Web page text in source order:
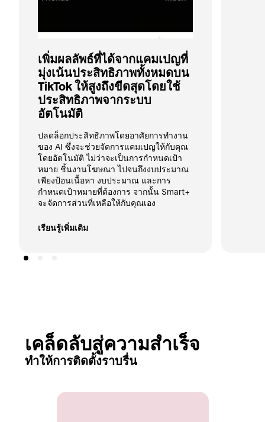
เพิ่มผลลัพธ์ที่ได้จากแคมเปญที่
มุ่งเน้นประสิทธิภาพทั้งหมดบน
TikTok ให้สูงถึงขีดสุดโดยใช้
ประสิทธิภาพจากระบบ
อัตโนมัติ
ปลดล็อกประสิทธิภาพโดยอาศัยการทำงาน
ของ AI ซึ่งจะช่วยจัดการแคมเปญให้กับคุณ
โดยอัตโนมัติ ไม่ว่าจะเป็นการกำหนดเป้า
หมาย ชิ้นงานโฆษณา ไปจนถึงงบประมาณ
เพียงป้อนเนื้อหา งบประมาณ และการ
กำหนดเป้าหมายที่ต้องการ จากนั้น Smart+
จะจัดการส่วนที่เหลือให้กับคุณเอง
เรียนรู้เพิ่มเติม
เคล็ดลับสู่ความสำเร็จ
ทำให้การติดตั้งราบรื่น